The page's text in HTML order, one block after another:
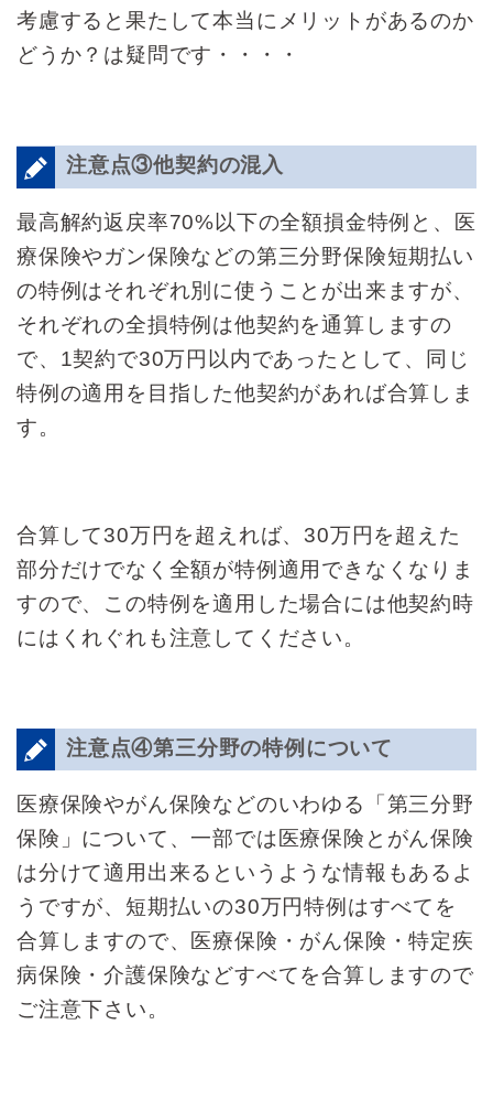
考慮すると果たして本当にメリットがあるのか
どうか？は疑問です ・・・・
注意点③他契約の混入
最高解約返戻率70%以下の全額損金特例と、医
療保険やガン保険などの第三分野保険短期払い
の特例はそれぞれ別に使うことが出来ますが、
それぞれの全損特例は他契約を通算しますの
で、1契約で30万円以内であったとして、同じ
特例の適用を目指した他契約があれば合算しま
す。
合算して30万円を超えれば、30万円を超えた
部分だけでなく全額が特例適用できなくなりま
すので、この特例を適用した場合には他契約時
にはくれぐれも注意してください。
注意点④第三分野の特例について
医療保険やがん保険などのいわゆる「第三分野
保険」について、一部では医療保険とがん保険
は分けて適用出来るというような情報もあるよ
うですが、短期払いの30万円特例はすべてを
合算しますので、医療保険・がん保険・特定疾
病保険・介護保険などすべてを合算しますので
ご注意下さい。